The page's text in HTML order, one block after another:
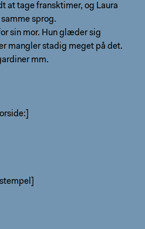
at tage fransktimer, og Laura
sprog.
sin mor. Hun glæder sig
mangler stadig meget på det.
mm.